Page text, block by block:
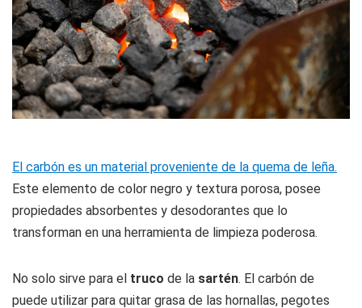
El carbón es un material proveniente de la quema de leña.
Este elemento de color negro y textura porosa, posee
propiedades absorbentes y desodorantes que lo
transforman en una herramienta de limpieza poderosa.
No solo sirve para el truco de la sartén. El carbón de
puede utilizar para quitar grasa de las hornallas, pegotes